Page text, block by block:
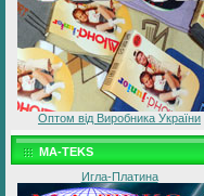
Оптом від Виробника України
MA-TEKS
Игла-Платина